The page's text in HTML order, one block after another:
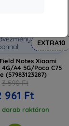
EXTRA10
Notes Xiaomi
4G/A4 5G/Poco C75
(57983123287)
3 590 Ft
961 Ft
darab raktáron